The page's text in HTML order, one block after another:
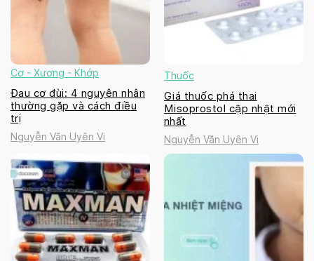
Cơ - Xương - Khớp
Đau cơ đùi: 4 nguyên nhân
thường gặp và cách điều
trị
Nguyễn Văn Uyên Vi
Thuốc
Giá thuốc phá thai
Misoprostol cập nhật mới
nhất
Nguyễn Văn Uyên Vi